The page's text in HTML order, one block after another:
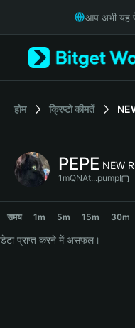
Русский
Italiano
简体中文
繁體中文
Bahasa Indonesia
हिन्दी
आप अभी यह
होम क्रिप्टो कीमतें
PEPE
1mQNAt...pump
समय 1m 5m 15m 30m
डेटा प्राप्त करने में असफल।